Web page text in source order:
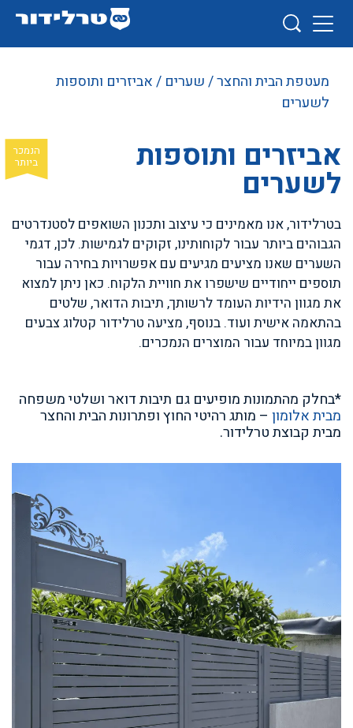
מעטפת הבית והחצר/שערים / אביזרים ותוספות
לשערים
אביזרים ותוספות
לשערים
בטרלידור, אנו מאמינים כי עיצוב ותכנון השואפים לסטנדרטים
הגבוהים ביותר עבור לקוחותינו, זקוקים לגמישות. לכן, דגמי
השערים שאנו מציעים מגיעים עם אפשרויות בחירה עבור
תוספים ייחודיים שישפרו את חוויית הלקוח. כאן ניתן למצוא
את מגוון הידיות העומד לרשותך, תיבות הדואר, שלטים
בהתאמה אישית ועוד. בנוסף, מציעה טרלידור קטלוג צבעים
מגוון במיוחד עבור המוצרים הנמכרים.
*בחלק מהתמונות מופיעים גם תיבות דואר ושלטי משפחה
מבית אלומון – מותג רהיטי החוץ ופתרונות הבית והחצר
מבית קבוצת טרלידור.